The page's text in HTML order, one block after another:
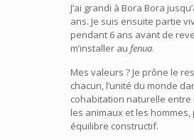
J’ai grandi à Bora Bora
ans. Je suis ensuite partie
pendant 6 ans avant de
m’installer au fenua.
Mes valeurs ? Je prône le
chacun, l’unité du monde
cohabitation naturelle entre
les animaux et les hommes,
équilibre constructif.